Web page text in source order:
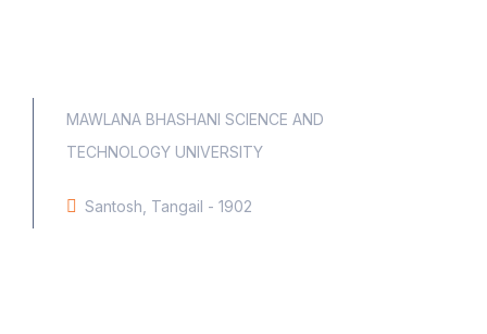
MAWLANA BHASHANI SCIENCE AND
TECHNOLOGY UNIVERSITY
Santosh, Tangail - 1902